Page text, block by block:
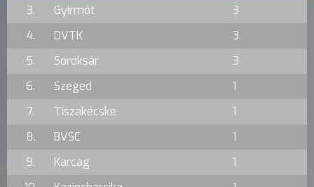
3.
Gyirmót
3
4.
DVTK
3
5.
Soroksár
3
6.
Szeged
1
7.
Tiszakécske
1
8.
BVSC
1
9.
Karcag
1